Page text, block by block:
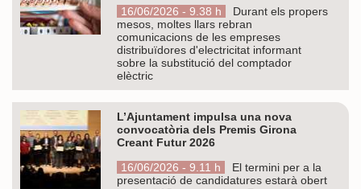
16/06/2026 - 9.38 h
Durant els propers
mesos, moltes llars rebran
comunicacions de les empreses
distribuïdores d'electricitat informant
sobre la substitució del comptador
elèctric
L’Ajuntament impulsa una nova
convocatòria dels Premis Girona
Creant Futur 2026
16/06/2026 - 9.11 h
El termini per a la
presentació de candidatures estarà obert